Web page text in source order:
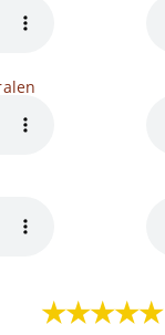
★★★★★